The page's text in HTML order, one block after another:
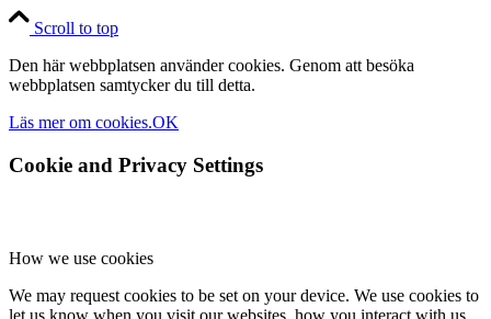
Scroll to top
Den här webbplatsen använder cookies. Genom att besöka
webbplatsen samtycker du till detta.
Läs mer om cookies.OK
Cookie and Privacy Settings
How we use cookies
We may request cookies to be set on your device. We use cookies to
let us know when you visit our websites, how you interact with us,